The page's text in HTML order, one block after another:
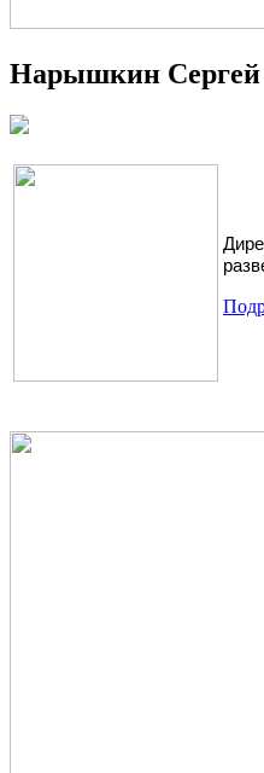
Нарышкин Сергей